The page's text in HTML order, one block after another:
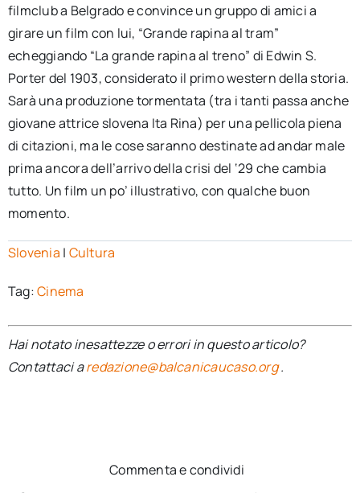
filmclub a Belgrado e convince un gruppo di amici a
girare un film con lui, “Grande rapina al tram”
echeggiando “La grande rapina al treno” di Edwin S.
Porter del 1903, considerato il primo western della storia.
Sarà una produzione tormentata (tra i tanti passa anche
giovane attrice slovena Ita Rina) per una pellicola piena
di citazioni, ma le cose saranno destinate ad andar male
prima ancora dell’arrivo della crisi del ‘29 che cambia
tutto. Un film un po’ illustrativo, con qualche buon
momento.
Slovenia | Cultura
Tag:Cinema
Hai notato inesattezze o errori in questo articolo?
Contattaci aredazione@balcanicaucaso.org.
Commenta e condividi